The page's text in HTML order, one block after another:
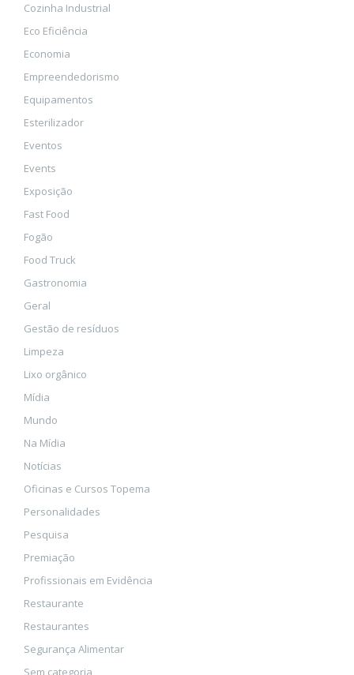
Cozinha Industrial
Eco Eficiência
Economia
Empreendedorismo
Equipamentos
Esterilizador
Eventos
Events
Exposição
Fast Food
Fogão
Food Truck
Gastronomia
Geral
Gestão de resíduos
Limpeza
Lixo orgânico
Mídia
Mundo
Na Mídia
Notícias
Oficinas e Cursos Topema
Personalidades
Pesquisa
Premiação
Profissionais em Evidência
Restaurante
Restaurantes
Segurança Alimentar
Sem categoria